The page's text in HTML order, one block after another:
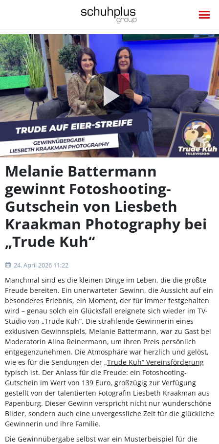
Video
Melanie Battermann
gewinnt Fotoshooting-
Gutschein von Liesbeth
Kraakman Photography bei
„Trude Kuh“
24. April 2026 11:22
Manchmal sind es die kleinen Dinge im Leben, die die größte
Freude bereiten. Ein unerwarteter Gewinn, die Aussicht auf ein
besonderes Erlebnis, ein Moment, der für immer festgehalten
wird – genau solch ein Glücksfall ereignete sich wieder im TV-
Studio von „Trude Kuh“. Die strahlende Gewinnerin eines
exklusiven Gewinnspiels, Melanie Battermann, war zu Gast bei
Moderatorin Alina Reinermann, um ihren Preis persönlich
entgegenzunehmen. Die Atmosphäre war herzlich und gelöst,
wie es für die Sendungen der „Trude Kuh“ Vereinsförderung
typisch ist. Der Anlass für die Freude: ein Fotoshooting-
Gutschein im Wert von 139 Euro, großzügig zur Verfügung
gestellt von der talentierten Fotografin Liesbeth Kraakman aus
Papenburg. Dieser Gewinn verspricht nicht nur wunderschöne
Bilder, sondern auch eine unvergessliche Zeit für die glückliche
Gewinnerin und ihre Familie.
Die Gewinnübergabe selbst war ein Musterbeispiel für die